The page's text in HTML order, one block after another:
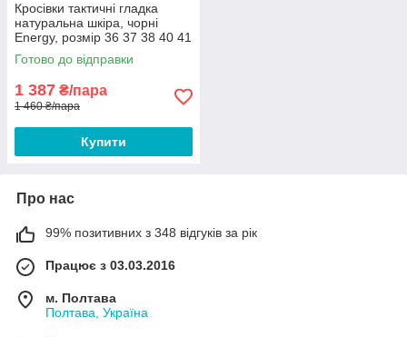
Кросівки тактичні гладка
натуральна шкіра, чорні
Energy, розмір 36 37 38 40 41
42 43 44 45 46
Готово до відправки
1 387 ₴/пара
1 460 ₴/пара
Купити
Про нас
99% позитивних з 348 відгуків за рік
Працює з 03.03.2016
м. Полтава
Полтава, Україна